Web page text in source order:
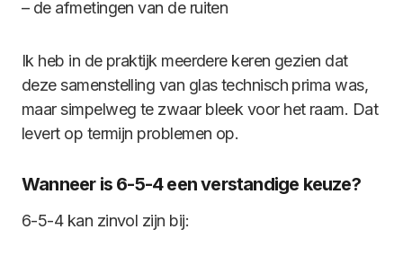
– de afmetingen van de ruiten
Ik heb in de praktijk meerdere keren gezien dat
deze samenstelling van glas technisch prima was,
maar simpelweg te zwaar bleek voor het raam. Dat
levert op termijn problemen op.
Wanneer is 6-5-4 een verstandige keuze?
6-5-4 kan zinvol zijn bij: